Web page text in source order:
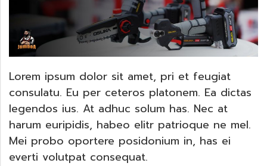
Lorem ipsum dolor sit amet, pri et feugiat
consulatu. Eu per ceteros platonem. Ea dictas
legendos ius. At adhuc solum has. Nec at
harum euripidis, habeo elitr patrioque ne mel.
Mei probo oportere posidonium in, has ei
everti volutpat consequat.